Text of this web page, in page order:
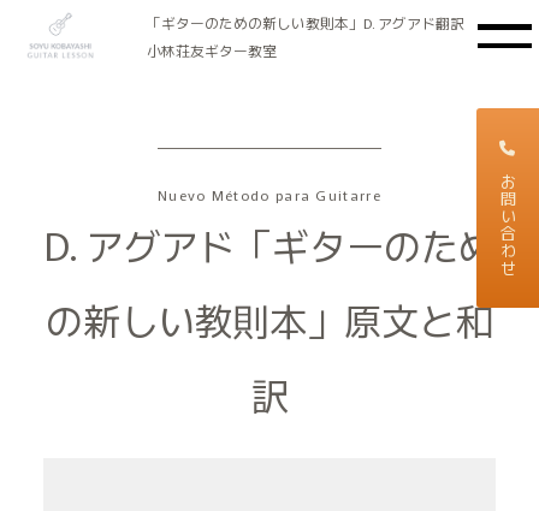
「ギターのための新しい教則本」D. アグアド翻訳
小林荘友ギター教室
お問い合わせ
D. アグアド「ギターのため
の新しい教則本」原文と和
訳
Nuevo Método para Guitarre